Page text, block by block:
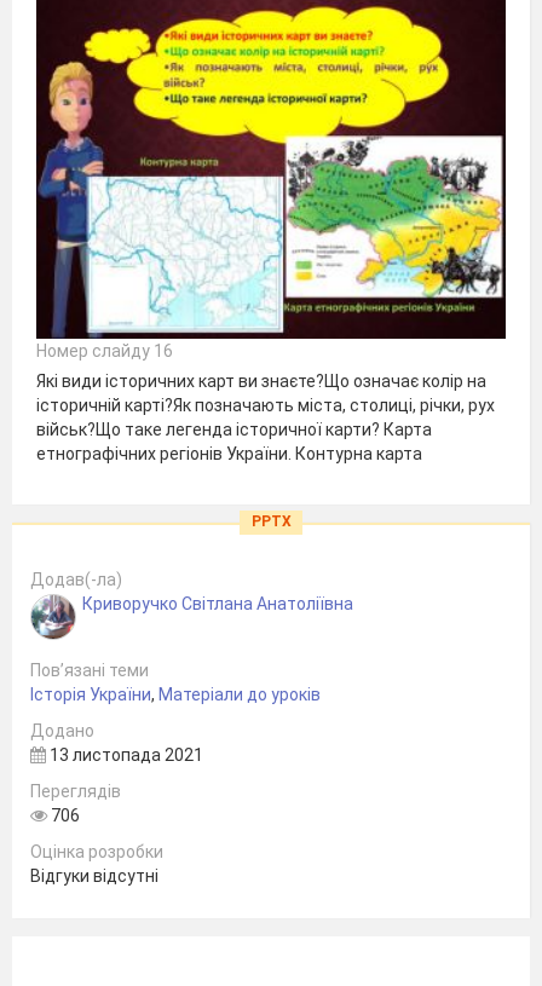
Номер слайду 16
Які види історичних карт ви знаєте?Що означає колір на
історичній карті?Як позначають міста, столиці, річки, рух
військ?Що таке легенда історичної карти? Карта
етнографічних регіонів України. Контурна карта
PPTX
Додав(-ла)
Криворучко Світлана Анатоліївна
Пов’язані теми
Історія України, Матеріали до уроків
Додано
13 листопада 2021
Переглядів
706
Оцінка розробки
Відгуки відсутні